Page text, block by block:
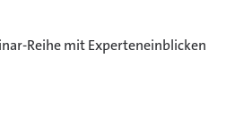
Reihe mit Experteneinblicken